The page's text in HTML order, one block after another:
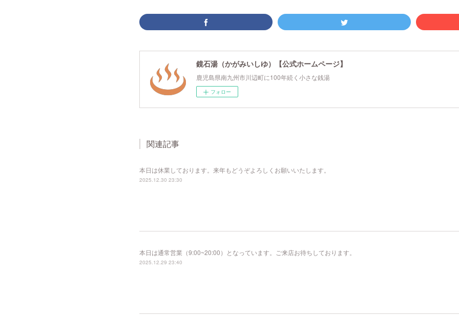
鏡石湯（かがみいしゆ）【公式ホームページ】
鹿児島県南九州市川辺町に100年続く小さな銭湯
フォロー
関連記事
本日は休業しております。来年もどうぞよろしくお願いいたします。
2025.12.30 23:30
本日は通常営業（9:00~20:00）となっています。ご来店お待ちしております。
2025.12.29 23:40